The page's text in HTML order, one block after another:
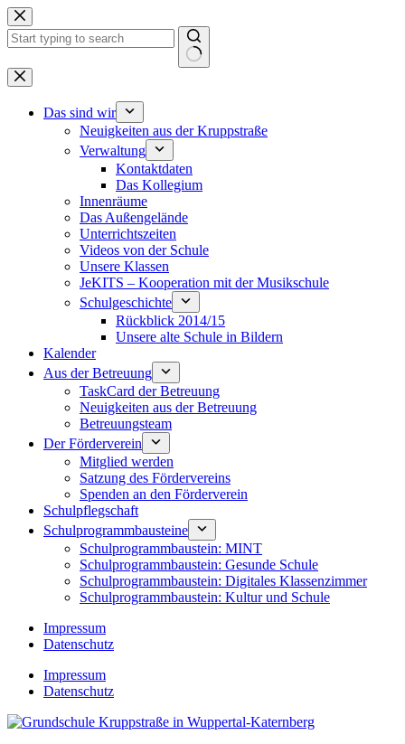
Zum
Inhalt
springen
Keine
Ergebnisse
Das sind wir
Neuigkeiten aus der Kruppstraße
Verwaltung
Kontaktdaten
Das Kollegium
Innenräume
Das Außengelände
Unterrichtszeiten
Videos von der Schule
Unsere Klassen
JeKITS – Kooperation mit der Musikschule
Schulgeschichte
Rückblick 2014/15
Unsere alte Schule in Bildern
Kalender
Aus der Betreuung
TaskCard der Betreuung
Neuigkeiten aus der Betreuung
Betreuungsteam
Der Förderverein
Mitglied werden
Satzung des Fördervereins
Spenden an den Förderverein
Schulpflegschaft
Schulprogrammbausteine
Schulprogrammbaustein: MINT
Schulprogrammbaustein: Gesunde Schule
Schulprogrammbaustein: Digitales Klassenzimmer
Schulprogrammbaustein: Kultur und Schule
Impressum
Datenschutz
Impressum
Datenschutz